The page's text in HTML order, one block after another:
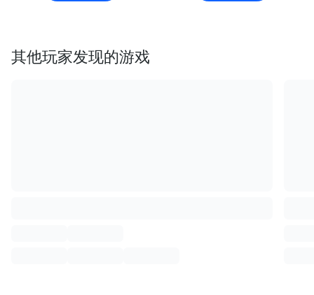
其他玩家发现的游戏